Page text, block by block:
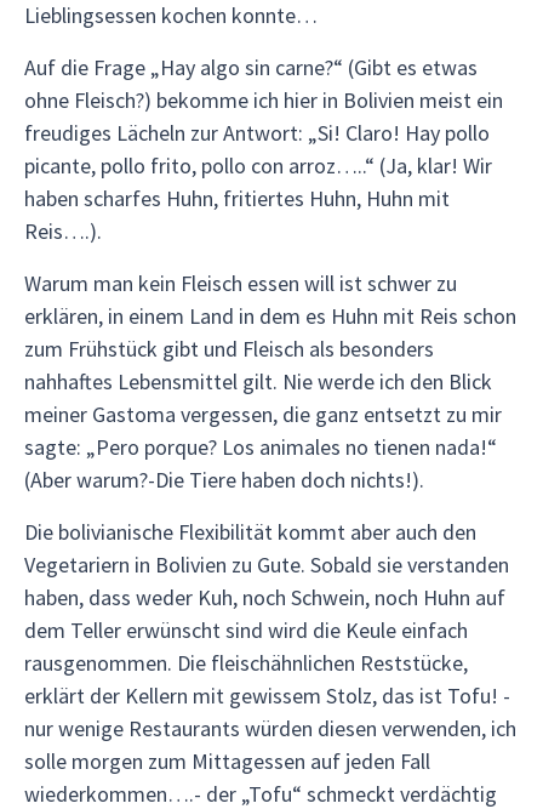
Lieblingsessen kochen konnte…
Auf die Frage „Hay algo sin carne?“ (Gibt es etwas
ohne Fleisch?) bekomme ich hier in Bolivien meist ein
freudiges Lächeln zur Antwort: „Si! Claro! Hay pollo
picante, pollo frito, pollo con arroz…..“ (Ja, klar! Wir
haben scharfes Huhn, fritiertes Huhn, Huhn mit
Reis….).
Warum man kein Fleisch essen will ist schwer zu
erklären, in einem Land in dem es Huhn mit Reis schon
zum Frühstück gibt und Fleisch als besonders
nahhaftes Lebensmittel gilt. Nie werde ich den Blick
meiner Gastoma vergessen, die ganz entsetzt zu mir
sagte: „Pero porque? Los animales no tienen nada!“
(Aber warum?-Die Tiere haben doch nichts!).
Die bolivianische Flexibilität kommt aber auch den
Vegetariern in Bolivien zu Gute. Sobald sie verstanden
haben, dass weder Kuh, noch Schwein, noch Huhn auf
dem Teller erwünscht sind wird die Keule einfach
rausgenommen. Die fleischähnlichen Reststücke,
erklärt der Kellern mit gewissem Stolz, das ist Tofu! -
nur wenige Restaurants würden diesen verwenden, ich
solle morgen zum Mittagessen auf jeden Fall
wiederkommen….- der „Tofu“ schmeckt verdächtig